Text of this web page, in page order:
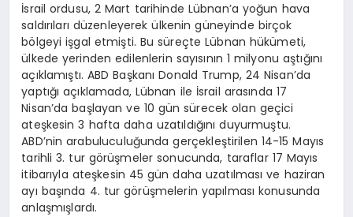
İsrail ordusu, 2 Mart tarihinde Lübnan’a yoğun hava
saldırıları düzenleyerek ülkenin güneyinde birçok
bölgeyi işgal etmişti. Bu süreçte Lübnan hükümeti,
ülkede yerinden edilenlerin sayısının 1 milyonu aştığını
açıklamıştı. ABD Başkanı Donald Trump, 24 Nisan’da
yaptığı açıklamada, Lübnan ile İsrail arasında 17
Nisan’da başlayan ve 10 gün sürecek olan geçici
ateşkesin 3 hafta daha uzatıldığını duyurmuştu.
ABD’nin arabuluculuğunda gerçekleştirilen 14-15 Mayıs
tarihli 3. tur görüşmeler sonucunda, taraflar 17 Mayıs
itibarıyla ateşkesin 45 gün daha uzatılması ve haziran
ayı başında 4. tur görüşmelerin yapılması konusunda
anlaşmışlardı.